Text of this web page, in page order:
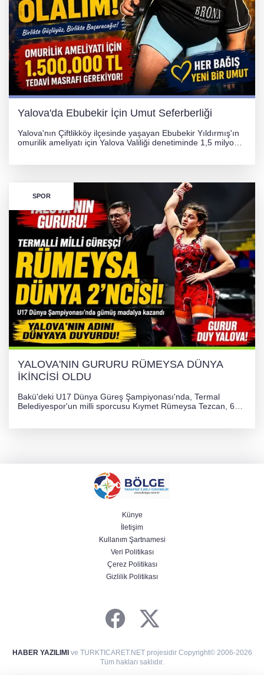
Yalova'da Ebubekir İçin Umut Seferberliği
Yalova'nın Çiftlikköy ilçesinde yaşayan Ebubekir Yıldırmış'ın
omurilik ameliyatı için Yalova Valiliği denetiminde 1,5 milyon
SPOR
YALOVA'NIN GURURU RÜMEYSA DÜNYA
İKİNCİSİ OLDU
Bakü'deki U17 Dünya Güreş Şampiyonası'nda, Termal
Belediyespor'un milli sporcusu Kıymet Rümeysa Tezcan, 69
Künye
İletişim
Kullanım Şartnamesi
Veri Politikası
Çerez Politikası
Gizlilik Politikası
HABER YAZILIMIve TURKTICARET.NET projesidir Copyright© 2006-2026
Tüm hakları saklıdır.